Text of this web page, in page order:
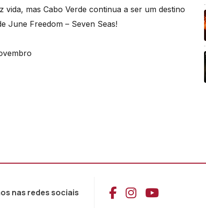
mas Cabo Verde continua a ser um destino
June Freedom – Seven Seas!
nas redes sociais Aceder ao
Aceder ao
Aceder